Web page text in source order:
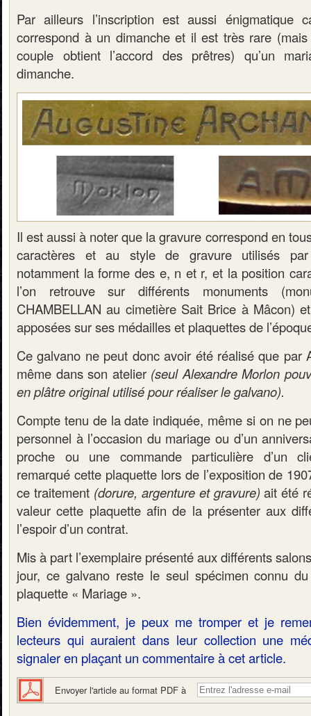
Par ailleurs l’inscription est aussi énigmatique
correspond à un dimanche et il est très rare
couple obtient l’accord des prêtres) qu’un
dimanche.
Il est aussi à noter que la gravure correspond en
caractères et au style de gravure utilisés par
notamment la forme des e, n et r, et la position
l’on retrouve sur différents monuments
CHAMBELLAN au cimetière Sait Brice à Mâcon)
apposées sur ses médailles et plaquettes de
Ce galvano ne peut donc avoir été réalisé que par
même dans son atelier (seul Alexandre Morlon
en plâtre original utilisé pour réaliser le galvano).
Compte tenu de la date indiquée, même si on ne
personnel à l’occasion du mariage ou d’un
proche ou une commande particulière d’un
remarqué cette plaquette lors de l’exposition de
ce traitement (dorure, argenture et gravure)ait été
valeur cette plaquette afin de la présenter aux
l’espoir d’un contrat.
Mis à part l’exemplaire présenté aux différents
jour, ce galvano reste le seul spécimen connu
plaquette « Mariage ».
Bien évidemment, je peux me tromper et je
lecteurs qui auraient dans leur collection une
signaler en plaçant un commentaire à cet article.
Envoyer l'article au format PDF à